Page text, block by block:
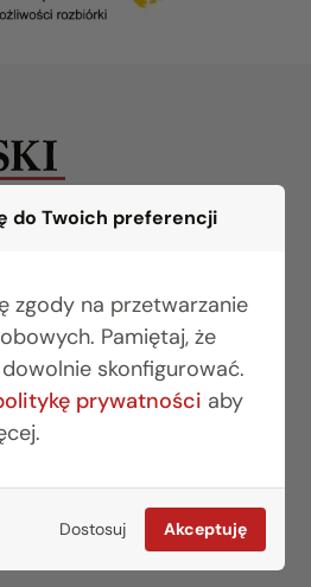
do Twoich preferencji
zgody na przetwarzanie
Pamiętaj, że
skonfigurować.
prywatności aby
Dostosuj Akceptuję